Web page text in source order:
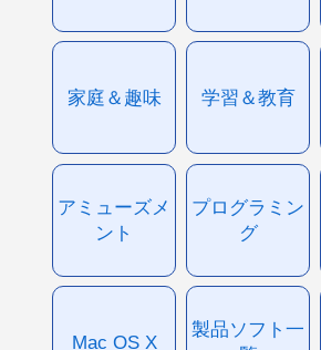
家庭＆趣味 学習＆教育
アミューズメ
ント
プログラミン
グ
Mac OS X
製品ソフト一